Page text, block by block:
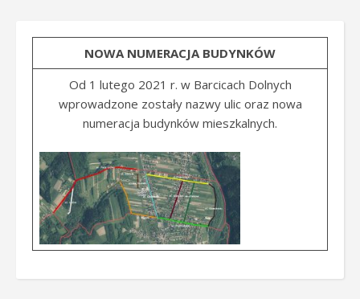
NOWA NUMERACJA BUDYNKÓW
Od 1 lutego 2021 r. w Barcicach Dolnych
wprowadzone zostały nazwy ulic oraz nowa
numeracja budynków mieszkalnych.